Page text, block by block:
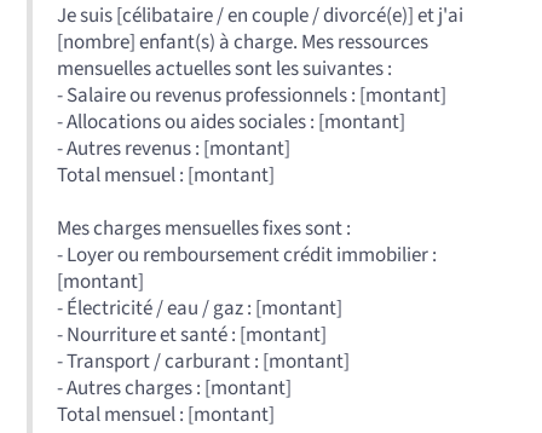
Je suis [célibataire / en couple / divorcé(e)] et j'ai
[nombre] enfant(s) à charge. Mes ressources
mensuelles actuelles sont les suivantes :
- Salaire ou revenus professionnels : [montant]
- Allocations ou aides sociales : [montant]
- Autres revenus : [montant]
Total mensuel : [montant]
Mes charges mensuelles fixes sont :
- Loyer ou remboursement crédit immobilier :
[montant]
- Électricité / eau / gaz : [montant]
- Nourriture et santé : [montant]
- Transport / carburant : [montant]
- Autres charges : [montant]
Total mensuel : [montant]